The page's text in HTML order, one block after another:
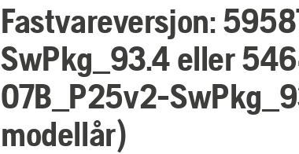
Fastvareversjon:
SwPkg_93.4 eller
07B_P25v2-
modellår)